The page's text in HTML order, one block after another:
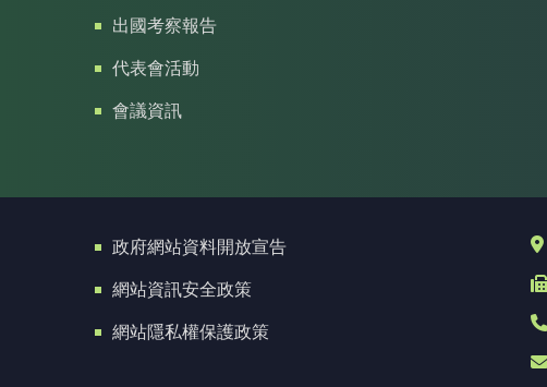
出國考察報告
代表會活動
會議資訊
政府網站資料開放宣告
網站資訊安全政策
網站隱私權保護政策